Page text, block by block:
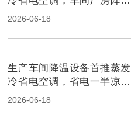
省电
2026-06-18
生产车间降温设备首推蒸发
冷省电空调，省电一半凉快
翻倍
2026-06-18